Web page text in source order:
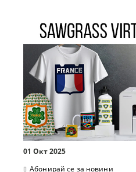
01 Окт 2025
Абонирай се за новини